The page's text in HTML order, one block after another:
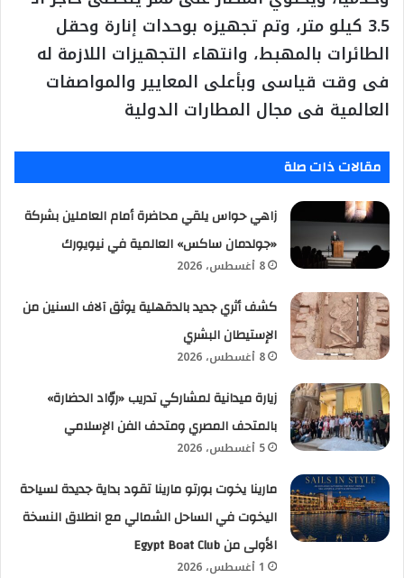
3.5 كيلو متر، وتم تجهيزه بوحدات إنارة وحقل
الطائرات بالمهبط، وانتهاء التجهيزات اللازمة له
فى وقت قياسى وبأعلى المعايير والمواصفات
العالمية فى مجال المطارات الدولية
مقالات ذات صلة
زاهي حواس يلقي محاضرة أمام العاملين بشركة
«جولدمان ساكس» العالمية في نيويورك
8 أغسطس، 2026
كشف أثري جديد بالدقهلية يوثق آلاف السنين من
الإستيطان البشري
8 أغسطس، 2026
زيارة ميدانية لمشاركي تدريب «روّاد الحضارة»
بالمتحف المصري ومتحف الفن الإسلامي
5 أغسطس، 2026
مارينا يخوت بورتو مارينا تقود بداية جديدة لسياحة
اليخوت في الساحل الشمالي مع انطلاق النسخة
الأولى من Egypt Boat Club
1 أغسطس، 2026